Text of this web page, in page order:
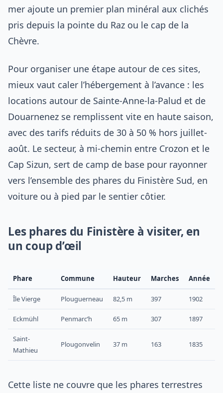
mer ajoute un premier plan minéral aux clichés
pris depuis la pointe du Raz ou le cap de la
Chèvre.
Pour organiser une étape autour de ces sites,
mieux vaut caler l’hébergement à l’avance : les
locations autour de Sainte-Anne-la-Palud et de
Douarnenez se remplissent vite en haute saison,
avec des tarifs réduits de 30 à 50 % hors juillet-
août. Le secteur, à mi-chemin entre Crozon et le
Cap Sizun, sert de camp de base pour rayonner
vers l’ensemble des phares du Finistère Sud, en
voiture ou à pied par le sentier côtier.
Les phares du Finistère à visiter, en
un coup d’œil
Phare Commune Hauteur Marches Année
Île Vierge Plouguerneau 82,5 m 397 1902
Eckmühl Penmarc’h 65 m 307 1897
Saint-
Mathieu
Plougonvelin 37 m 163 1835
Cette liste ne couvre que les phares terrestres